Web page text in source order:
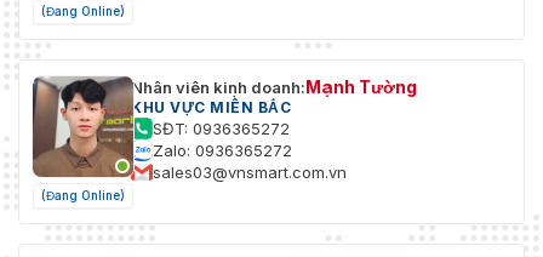
(Đang Online)
(Đang Online)
Nhân viên kinh doanh:Mạnh Tường
KHU VỰC MIỀN BẮC
SĐT: 0936365272
Zalo: 0936365272
sales03@vnsmart.com.vn